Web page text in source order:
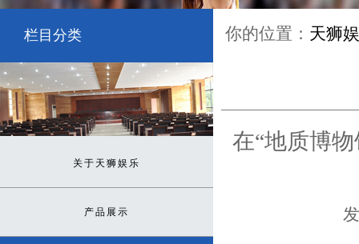
栏目分类
关于天狮娱乐
产品展示
你的位置： 天狮
在“地质博